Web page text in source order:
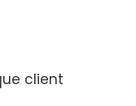
client